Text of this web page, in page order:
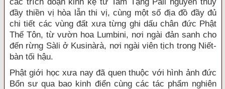
đầy thiền vị hòa lẫn thi vị, cùng một số địa đồ đầy đủ
chi tiết các vùng đất xưa từng ghi dấu chân đức Phật
Thế Tôn, từ vườn hoa Lumbini, nơi ngài đản sanh cho
đến rừng Sàli ở Kusinàrà, nơi ngài viên tịch trong Niết-
bàn tối hậu.
Phật giới học xưa nay đã quen thuộc với hình ảnh đức
Bổn sư qua bao kinh điển cùng các tác phẩm nghiên